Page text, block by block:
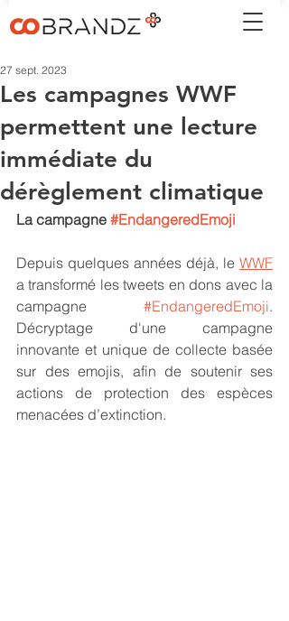
Les campagnes WWF
permettent une lecture
immédiate du
dérèglement climatique
27 sept. 2023
La campagne #EndangeredEmoji
Depuis quelques années déjà, le WWF
a transformé les tweets en dons avec la
campagne #EndangeredEmoji.
Décryptage d'une campagne
innovante et unique de collecte basée
sur des emojis, afin de soutenir ses
actions de protection des espèces
menacées d’extinction.